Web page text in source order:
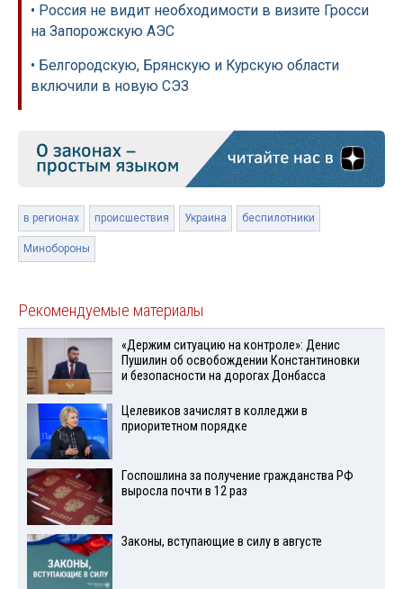
• Россия не видит необходимости в визите Гросси
на Запорожскую АЭС
• Белгородскую, Брянскую и Курскую области
включили в новую СЭЗ
в регионах происшествия Украина беспилотники
Минобороны
Рекомендуемые материалы
«Держим ситуацию на контроле»: Денис
Пушилин об освобождении Константиновки
и безопасности на дорогах Донбасса
Целевиков зачислят в колледжи в
приоритетном порядке
Госпошлина за получение гражданства РФ
выросла почти в 12 раз
Законы, вступающие в силу в августе